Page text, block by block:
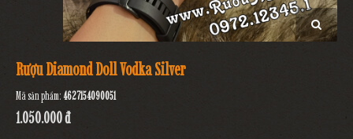
Rượu Diamond Doll Vodka Silver
Mã sản phẩm:4627154090051
1.050.000 đ